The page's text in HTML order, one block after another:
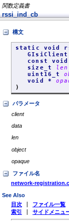
関数定義書
rssi_ind_cb
構文
static void
const
size_t
len
uint16_t
void *
)
パラメータ
client
data
len
object
opaque
ファイル名
network-registration.c
See Also
目次 ファイル一覧
索引
サイドメニュ